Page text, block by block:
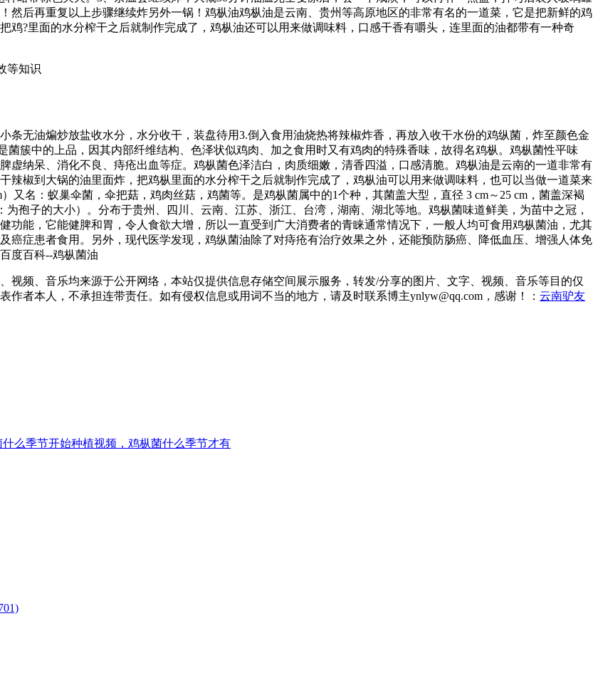
然后再重复以上步骤继续炸另外一锅！鸡枞油鸡枞油是云南、贵州等高原地区的非常有名的一道菜，它是把新鲜的鸡
鸡?里面的水分榨干之后就制作完成了，鸡枞油还可以用来做调味料，口感干香有嚼头，连里面的油都带有一种奇
等知识
条无油煸炒放盐收水分，水分收干，装盘待用3.倒入食用油烧热将辣椒炸香，再放入收干水份的鸡纵菌，炸至颜色金
簇中的上品，因其内部纤维结构、色泽状似鸡肉、加之食用时又有鸡肉的特殊香味，故得名鸡枞。鸡枞菌性平味
虚纳呆、消化不良、痔疮出血等症。鸡枞菌色泽洁白，肉质细嫩，清香四溢，口感清脆。鸡枞油是云南的一道非常有
辣椒到大锅的油里面炸，把鸡枞里面的水分榨干之后就制作完成了，鸡枞油可以用来做调味料，也可以当做一道菜来
又名：蚁巢伞菌，伞把菇，鸡肉丝菇，鸡菌等。是鸡枞菌属中的1个种，其菌盖大型，直径 3 cm～25 cm，菌盖深褐
为孢子的大小）。分布于贵州、四川、云南、江苏、浙江、台湾，湖南、湖北等地。鸡枞菌味道鲜美，为苗中之冠，
功能，它能健脾和胃，令人食欲大增，所以一直受到广大消费者的青睐通常情况下，一般人均可食用鸡枞菌油，尤其
癌症患者食用。另外，现代医学发现，鸡纵菌油除了对痔疮有治疗效果之外，还能预防肠癌、降低血压、增强人体免
度百科--鸡枞菌油
视频、音乐均来源于公开网络，本站仅提供信息存储空间展示服务，转发/分享的图片、文字、视频、音乐等目的仅
者本人，不承担连带责任。如有侵权信息或用词不当的地方，请及时联系博主ynlyw@qq.com，感谢！： 云南驴友
什么季节开始种植视频，鸡枞菌什么季节才有